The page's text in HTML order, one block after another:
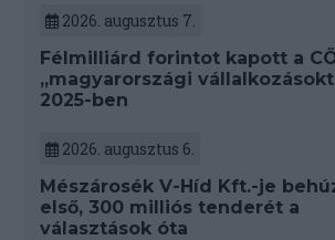
2026. augusztus 7.
Félmilliárd forintot kapott a
„magyarországi
2025-ben
2026. augusztus 6.
Mészárosék V-Híd Kft.-je
első, 300 milliós tenderét a
választások óta